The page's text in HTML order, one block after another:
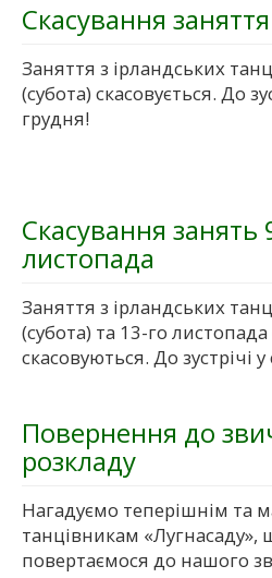
Скасування
Заняття з ірландських
(субота) скасовується. До
грудня!
Скасування занять
листопада
Заняття з ірландських
(субота) та 13-го листопада
скасовуються. До зустрічі
Повернення до
розкладу
Нагадуємо теперішнім та
танцівникам «Лугнасаду»,
повертаємося до нашого